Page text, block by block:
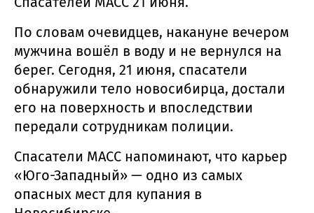
По словам очевидцев, накануне вечером
мужчина вошёл в воду и не вернулся на
берег. Сегодня, 21 июня, спасатели
обнаружили тело новосибирца, достали
его на поверхность и впоследствии
передали сотрудникам полиции.
Спасатели МАСС напоминают, что карьер
«Юго-Западный» — одно из самых
опасных мест для купания в